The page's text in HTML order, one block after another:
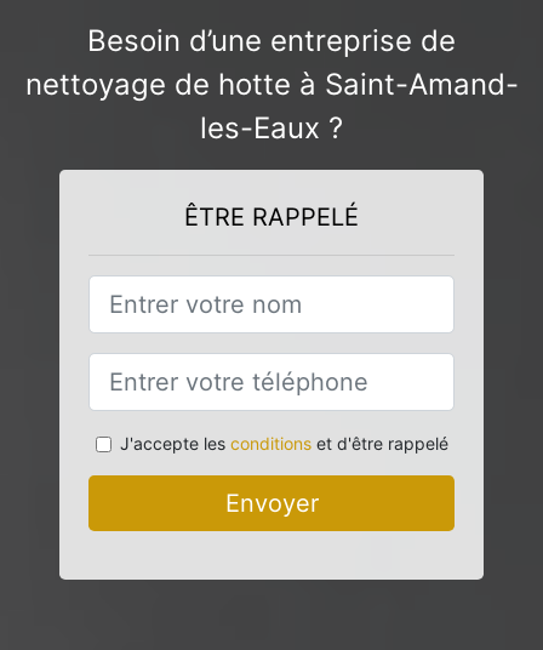
Besoin d’une entreprise de
nettoyage de hotte à Saint-Amand-
les-Eaux ?
ÊTRE RAPPELÉ
J'accepte les conditionset d'être rappelé
Envoyer